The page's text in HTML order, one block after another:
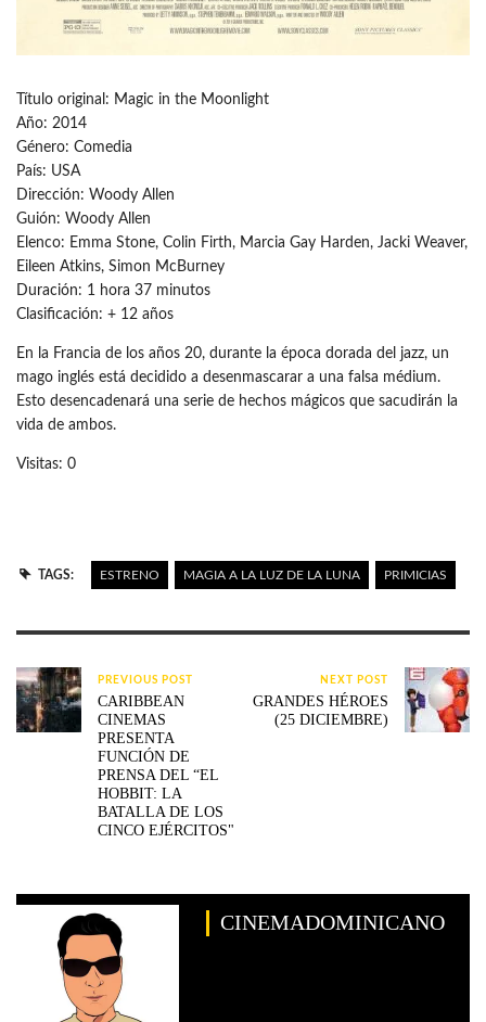
Título original: Magic in the Moonlight
Año: 2014
Género: Comedia
País: USA
Dirección: Woody Allen
Guión: Woody Allen
Elenco: Emma Stone, Colin Firth, Marcia Gay Harden, Jacki Weaver,
Eileen Atkins, Simon McBurney
Duración: 1 hora 37 minutos
Clasificación: + 12 años
En la Francia de los años 20, durante la época dorada del jazz, un
mago inglés está decidido a desenmascarar a una falsa médium.
Esto desencadenará una serie de hechos mágicos que sacudirán la
vida de ambos.
Visitas: 0
TAGS: ESTRENO MAGIA A LA LUZ DE LA LUNA PRIMICIAS
PREVIOUS POST
CARIBBEAN
CINEMAS
PRESENTA
FUNCIÓN DE
PRENSA DEL “EL
HOBBIT: LA
BATALLA DE LOS
CINCO EJÉRCITOS"
NEXT POST
GRANDES HÉROES
(25 DICIEMBRE)
CINEMADOMINICANO